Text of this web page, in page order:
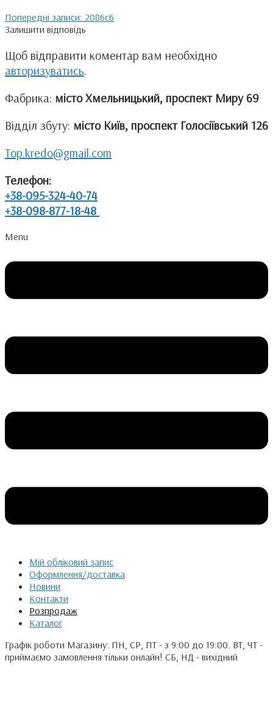
Попередні записи: 2086с6
Залишити відповідь
Щоб відправити коментар вам необхідно
авторизуватись.
Фабрика: місто Хмельницький, проспект Миру 69
Відділ збуту: місто Київ, проспект Голосіївський 126
Top.kredo@gmail.com
Телефон:
+38-095-324-40-74
+38-098-877-18-48
Menu
Мій обліковий запис
Оформлення/доставка
Новини
Контакти
Розпродаж
Каталог
Графік роботи Магазину: ПН, СР, ПТ - з 9:00 до 19:00. ВТ, ЧТ -
приймаємо замовлення тільки онлайн! СБ, НД - вихідний